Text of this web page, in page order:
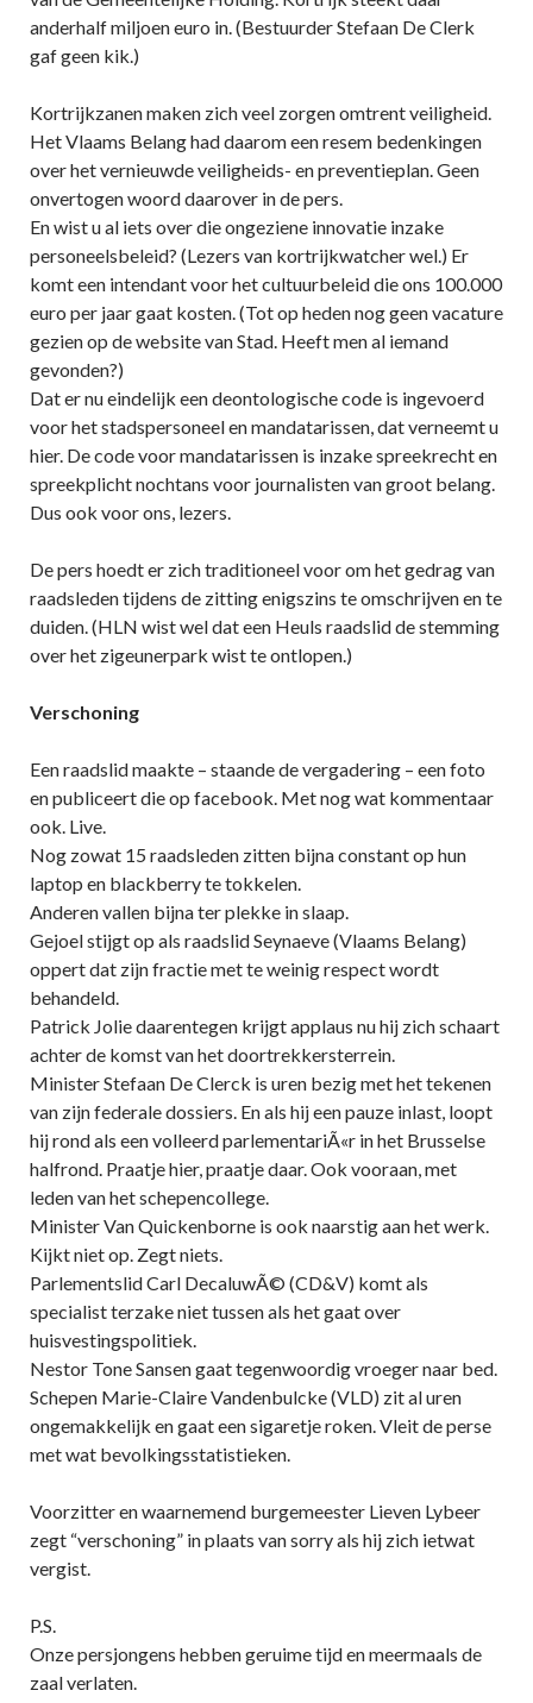
anderhalf miljoen euro in. (Bestuurder Stefaan De Clerk
gaf geen kik.)
Kortrijkzanen maken zich veel zorgen omtrent veiligheid.
Het Vlaams Belang had daarom een resem bedenkingen
over het vernieuwde veiligheids- en preventieplan. Geen
onvertogen woord daarover in de pers.
En wist u al iets over die ongeziene innovatie inzake
personeelsbeleid? (Lezers van kortrijkwatcher wel.) Er
komt een intendant voor het cultuurbeleid die ons 100.000
euro per jaar gaat kosten. (Tot op heden nog geen vacature
gezien op de website van Stad. Heeft men al iemand
gevonden?)
Dat er nu eindelijk een deontologische code is ingevoerd
voor het stadspersoneel en mandatarissen, dat verneemt u
hier. De code voor mandatarissen is inzake spreekrecht en
spreekplicht nochtans voor journalisten van groot belang.
Dus ook voor ons, lezers.
De pers hoedt er zich traditioneel voor om het gedrag van
raadsleden tijdens de zitting enigszins te omschrijven en te
duiden. (HLN wist wel dat een Heuls raadslid de stemming
over het zigeunerpark wist te ontlopen.)
Verschoning
Een raadslid maakte – staande de vergadering – een foto
en publiceert die op facebook. Met nog wat kommentaar
ook. Live.
Nog zowat 15 raadsleden zitten bijna constant op hun
laptop en blackberry te tokkelen.
Anderen vallen bijna ter plekke in slaap.
Gejoel stijgt op als raadslid Seynaeve (Vlaams Belang)
oppert dat zijn fractie met te weinig respect wordt
behandeld.
Patrick Jolie daarentegen krijgt applaus nu hij zich schaart
achter de komst van het doortrekkersterrein.
Minister Stefaan De Clerck is uren bezig met het tekenen
van zijn federale dossiers. En als hij een pauze inlast, loopt
hij rond als een volleerd parlementariÃ«r in het Brusselse
halfrond. Praatje hier, praatje daar. Ook vooraan, met
leden van het schepencollege.
Minister Van Quickenborne is ook naarstig aan het werk.
Kijkt niet op. Zegt niets.
Parlementslid Carl DecaluwÃ© (CD&V) komt als
specialist terzake niet tussen als het gaat over
huisvestingspolitiek.
Nestor Tone Sansen gaat tegenwoordig vroeger naar bed.
Schepen Marie-Claire Vandenbulcke (VLD) zit al uren
ongemakkelijk en gaat een sigaretje roken. Vleit de perse
met wat bevolkingsstatistieken.
Voorzitter en waarnemend burgemeester Lieven Lybeer
zegt “verschoning” in plaats van sorry als hij zich ietwat
vergist.
P.S.
Onze persjongens hebben geruime tijd en meermaals de
zaal verlaten.